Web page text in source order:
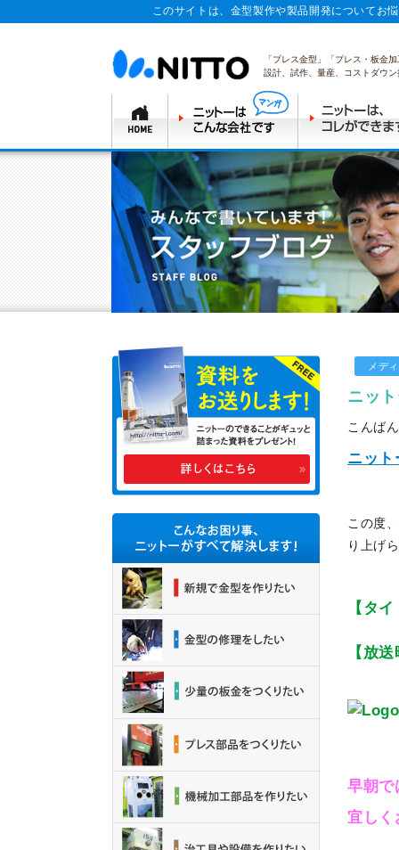
このサイトは、金型製作や製品開発についてお
「プレス金型」「プレス・板金
設計、試作、量産、コストダウ
メデ
ニッ
こんば
ニット
この度、
り上げ
【タ
【放
早朝で
宜しく